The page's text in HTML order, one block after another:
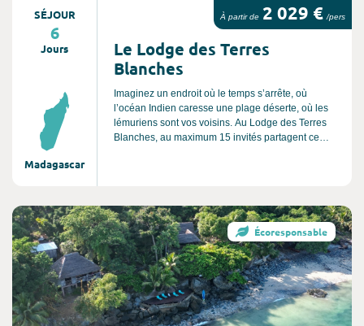
SÉJOUR
6
Jours
Madagascar
À partir de 2 029 € /pers
Le Lodge des Terres
Blanches
Imaginez un endroit où le temps s’arrête, où
l’océan Indien caresse une plage déserte, où les
lémuriens sont vos voisins. Au Lodge des Terres
Blanches, au maximum 15 invités partagent ce
Terres Blanches se trouve au cœur d'une réserve
de lémuriens sur la côte nord-ouest de
Madagascar à 100 km au Nord de Majunga. La
plage immense et préservée s'étend sur des
kilomètres.
Écoresponsable
Consultez l'offre de voyage